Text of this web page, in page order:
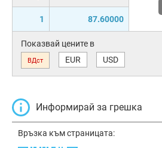
1 87.60000
Показвай цените в
ВДст EUR USD
Информирай за грешка
Връзка към страницата: